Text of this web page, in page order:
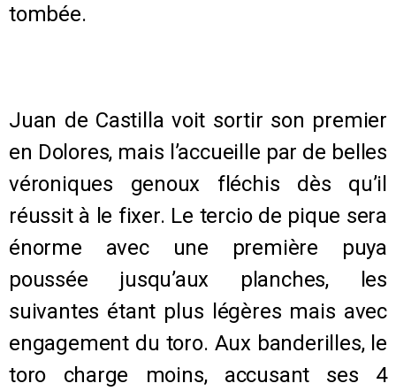
tombée.
Juan de Castilla voit sortir son premier
en Dolores, mais l’accueille par de belles
véroniques genoux fléchis dès qu’il
réussit à le fixer. Le tercio de pique sera
énorme avec une première puya
poussée jusqu’aux planches, les
suivantes étant plus légères mais avec
engagement du toro. Aux banderilles, le
toro charge moins, accusant ses 4